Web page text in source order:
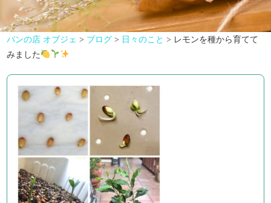
パンの店 オブジェ > ブログ > 日々のこと > レモンを種から育てて
みました